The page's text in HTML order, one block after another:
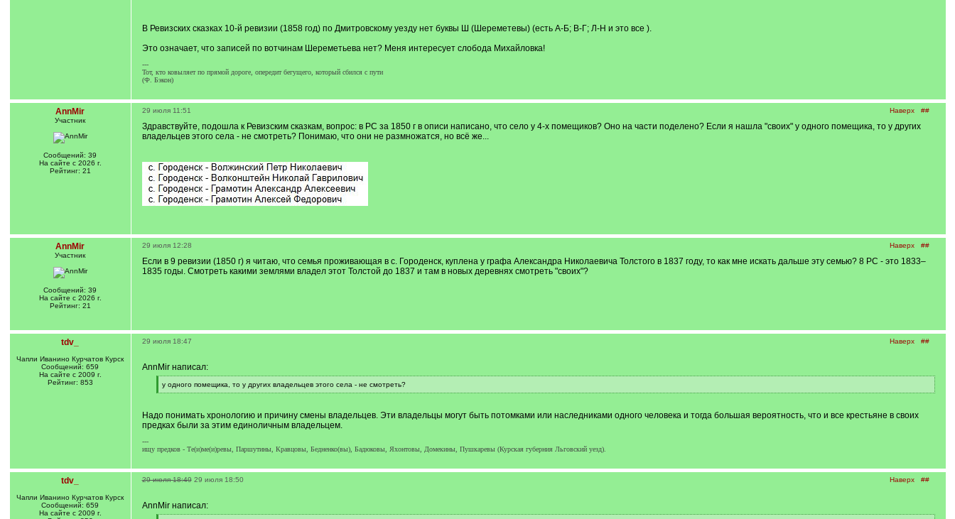
В Ревизских сказках 10-й ревизии (1858 год) по Дмитровскому уезду нет буквы Ш (Шереметевы) (есть А-Б; В-Г; Л-Н и это все ).
Это означает, что записей по вотчинам Шереметьева нет? Меня интересует слобода Михайловка!
---
Тот, кто ковыляет по прямой дороге, опередит бегущего, который сбился с пути
(Ф. Бэкон)
AnnMir
Участник
Сообщений: 39
На сайте с 2026 г.
Рейтинг: 21
Наверх ##
29 июля 11:51
Здравствуйте, подошла к Ревизским сказкам, вопрос: в РС за 1850 г в описи написано, что село у 4-х помещиков? Оно на части поделено? Если я нашла "своих" у одного помещика, то у других
владельцев этого села - не смотреть? Понимаю, что они не размножатся, но всё же...
AnnMir
Участник
Сообщений: 39
На сайте с 2026 г.
Рейтинг: 21
Наверх ##
29 июля 12:28
Если в 9 ревизии (1850 г) я читаю, что семья проживающая в с. Городенск, куплена у графа Александра Николаевича Толстого в 1837 году, то как мне искать дальше эту семью? 8 РС - это 1833–
1835 годы. Смотреть какими землями владел этот Толстой до 1837 и там в новых деревнях смотреть "своих"?
tdv_
Чапли Иванино Курчатов Курск
Сообщений: 659
На сайте с 2009 г.
Рейтинг: 853
Наверх ##
29 июля 18:47
AnnMir написал:
[
q
у одного помещика, то у других владельцев этого села - не смотреть?
[
]
Надо понимать хронологию и причину смены владельцев. Эти владельцы могут быть потомками или наследниками одного человека и тогда большая вероятность, что и все крестьяне в своих
предках были за этим единоличным владельцем.
---
ищу предков - Те(и)ме(и)ревы, Паршутины, Кравцовы, Бедненко(вы), Бадюковы, Яхонтовы, Домекины, Пушкаревы (Курская губерния Льговский уезд).
tdv_
Чапли Иванино Курчатов Курск
Сообщений: 659
На сайте с 2009 г.
Наверх ##
29 июля 18:49 29 июля 18:50
AnnMir написал: